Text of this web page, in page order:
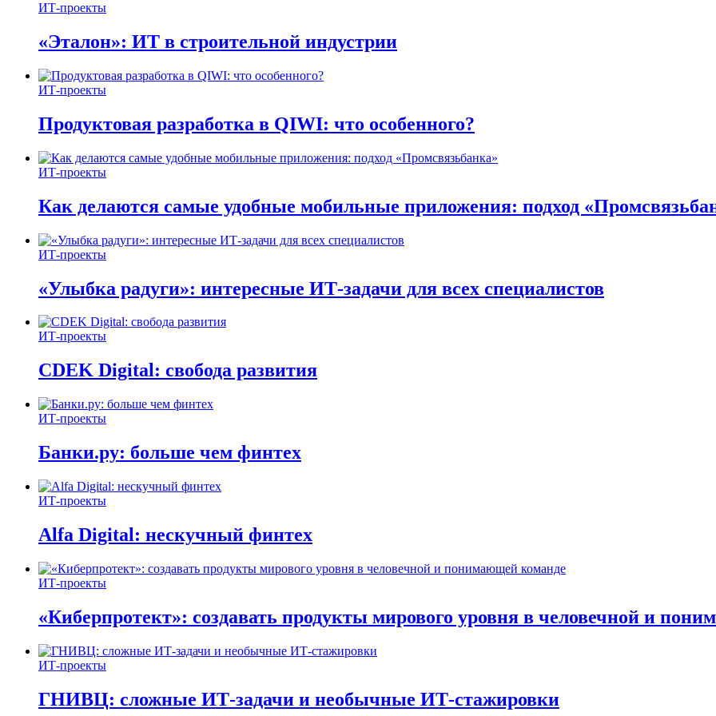
ИТ-проекты
«Эталон»: ИТ в строительной индустрии
ИТ-проекты
Продуктовая разработка в QIWI: что особенного?
ИТ-проекты
Как делаются самые удобные мобильные приложения: подход
ИТ-проекты
«Улыбка радуги»: интересные ИТ-задачи для всех специалистов
ИТ-проекты
CDEK Digital: свобода развития
ИТ-проекты
Банки.ру: больше чем финтех
ИТ-проекты
Alfa Digital: нескучный финтех
ИТ-проекты
«Киберпротект»: создавать продукты мирового уровня в человечной и
ИТ-проекты
ГНИВЦ: сложные ИТ‑задачи и необычные ИТ‑стажировки